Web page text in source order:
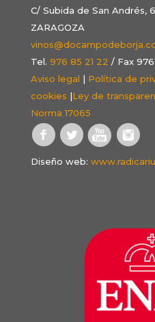
C/ Subida de San Andrés,
ZARAGOZA
Tel. 976 85 21 22 / Fax
Aviso legal | Política de
cookies |Ley de
Norma 17065
Diseño web: